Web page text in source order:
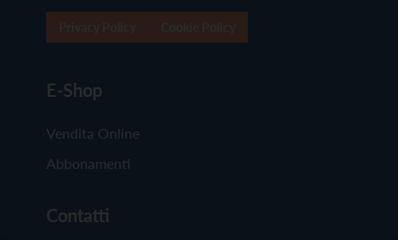
E-Shop
Vendita Online
Abbonamenti
Contatti